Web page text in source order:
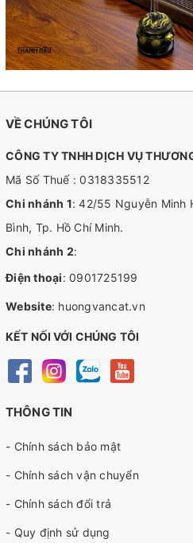
VỀ CHÚNG TÔI
CÔNG TY TNHH DỊCH VỤ
Mã Số Thuế : 0318335512
Chi nhánh 1: 42/55 Nguyễn Minh
Bình, Tp. Hồ Chí Minh.
Chi nhánh 2:
Điện thoại: 0901725199
Website: huongvancat.vn
KẾT NỐI VỚI CHÚNG TÔI
THÔNG TIN
- Chính sách bảo mật
- Chính sách vận chuyển
- Chính sách đổi trả
- Quy định sử dụng